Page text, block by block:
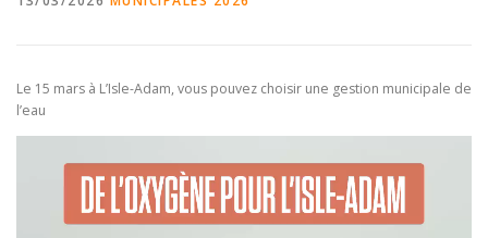
Le 15 mars à L’Isle-Adam, vous pouvez choisir une gestion municipale de
l’eau